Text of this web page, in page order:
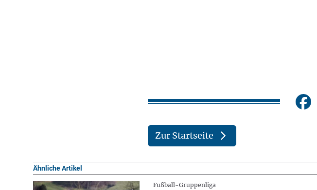
Zur Startseite
Ähnliche Artikel
Fußball-Gruppenliga